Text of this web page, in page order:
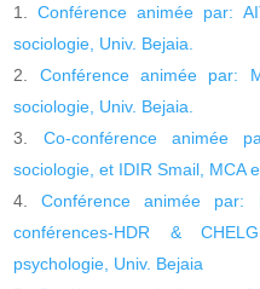
Conférence animée par:
sociologie, Univ. Bejaia.
Conférence animée par:
sociologie, Univ. Bejaia.
Co-conférence animée
sociologie, et IDIR Smail, MCA
Conférence animée par:
conférences-HDR &
psychologie, Univ. Bejaia